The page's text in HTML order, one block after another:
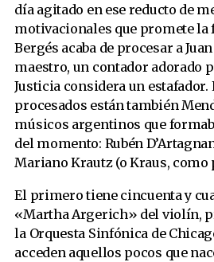
día agitado en ese reducto de
motivacionales que promete la
Bergés acaba de procesar a
maestro, un contador adorado
Justicia considera un estafador.
procesados están también
músicos argentinos que
del momento: Rubén
Mariano Krautz (o Kraus,
El primero tiene cincuenta y
«Martha Argerich» del violín,
la Orquesta Sinfónica de
acceden aquellos pocos que